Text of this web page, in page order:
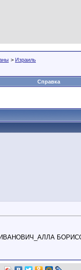
> Израиль
Справка